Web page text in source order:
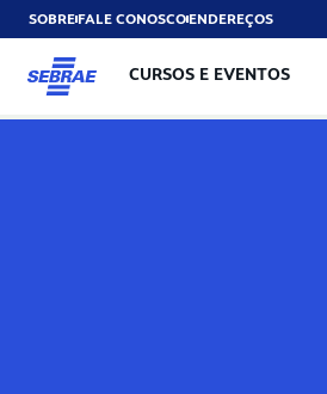
SOBREFALE CONOSCOENDEREÇOS
CURSOS E EVENTOS